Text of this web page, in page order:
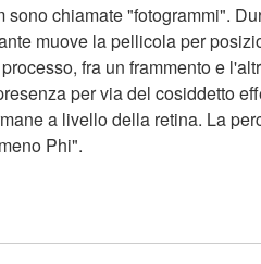
chiamate "fotogrammi".
muove la pellicola per
fra un frammento e
per via del cosiddetto
a livello della retina. La
Phi".